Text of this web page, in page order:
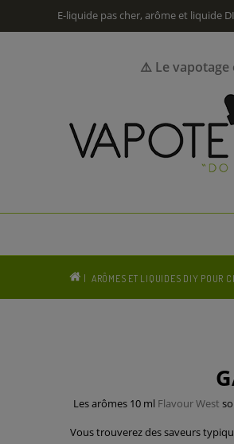
E-liquide pas cher, arôme et liquide
⚠️ Le vapotage
ARÔMES ET LIQUIDES DIY POUR
Les arômes 10 ml Flavour West
Vous trouverez des saveurs